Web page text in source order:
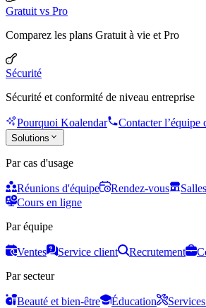
Gratuit vs Pro
Comparez les plans Gratuit à vie et Pro
Sécurité
Sécurité et conformité de niveau entreprise
Pourquoi Koalendar Contacter l’équipe
Solutions
Par cas d'usage
Réunions d'équipe Rendez-vous
Cours en ligne
Par équipe
Ventes Service client Recrutement
Par secteur
Beauté et bien-être Éducation